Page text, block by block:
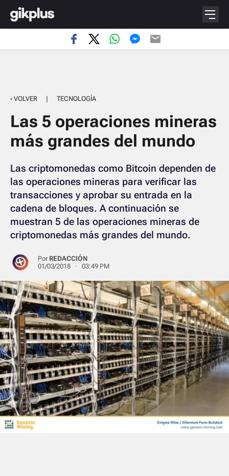
‹ VOLVER | TECNOLOGÍA
Las 5 operaciones mineras
más grandes del mundo
Las criptomonedas como Bitcoin dependen de
las operaciones mineras para verificar las
transacciones y aprobar su entrada en la
cadena de bloques. A continuación se
muestran 5 de las operaciones mineras de
criptomonedas más grandes del mundo.
Por REDACCIÓN
01/03/2018 · 03:49 PM